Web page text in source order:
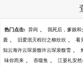
热门点击: 异间 、 我死后，爹娘和
鹿 、 旧爱泯灭程衍之柳欣欣 、 看
知云海许云琛裴馥许云琛裴馥雪 、
味你而来 、 吞噬鱼 、 江晏礼安